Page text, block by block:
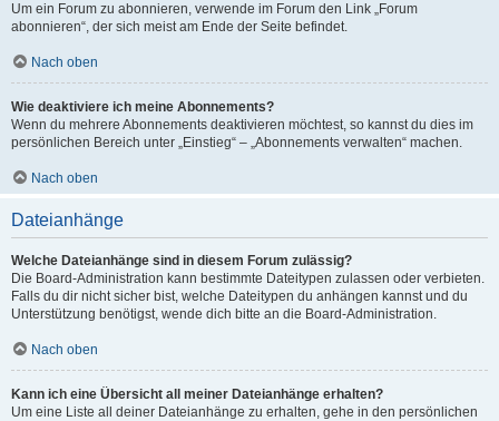
Um ein Forum zu abonnieren, verwende im Forum den Link „Forum
abonnieren“, der sich meist am Ende der Seite befindet.
Nach oben
Wie deaktiviere ich meine Abonnements?
Wenn du mehrere Abonnements deaktivieren möchtest, so kannst du dies im
persönlichen Bereich unter „Einstieg“ – „Abonnements verwalten“ machen.
Nach oben
Dateianhänge
Welche Dateianhänge sind in diesem Forum zulässig?
Die Board-Administration kann bestimmte Dateitypen zulassen oder verbieten.
Falls du dir nicht sicher bist, welche Dateitypen du anhängen kannst und du
Unterstützung benötigst, wende dich bitte an die Board-Administration.
Nach oben
Kann ich eine Übersicht all meiner Dateianhänge erhalten?
Um eine Liste all deiner Dateianhänge zu erhalten, gehe in den persönlichen